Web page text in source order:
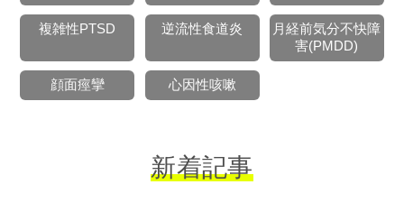
複雑性PTSD 逆流性食道炎
月経前気分不快障
害(PMDD)
顔面痙攣 心因性咳嗽
新着記事